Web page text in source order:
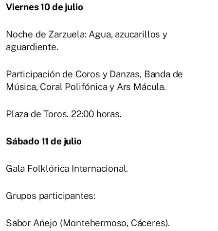
Viernes 10 de julio
Noche de Zarzuela: Agua, azucarillos y
aguardiente.
Participación de Coros y Danzas, Banda de
Música, Coral Polifónica y Ars Mácula.
Plaza de Toros. 22:00 horas.
Sábado 11 de julio
Gala Folklórica Internacional.
Grupos participantes:
Sabor Añejo (Montehermoso, Cáceres).